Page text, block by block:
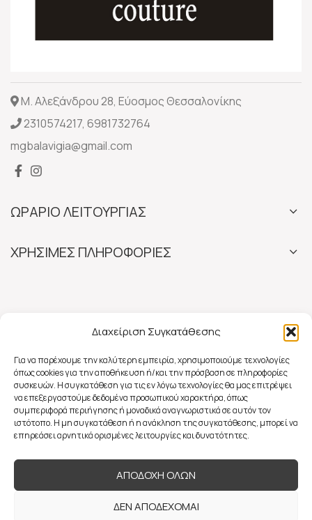
Διαχείριση Συγκατάθεσης
Για να παρέχουμε την καλύτερη εμπειρία, χρησιμοποιούμε τεχνολογίες
όπως cookies για την αποθήκευση ή/και την πρόσβαση σε πληροφορίες
συσκευών. Η συγκατάθεση για τις εν λόγω τεχνολογίες θα μας επιτρέψει
να επεξεργαστούμε δεδομένα προσωπικού χαρακτήρα, όπως
συμπεριφορά περιήγησης ή μοναδικά αναγνωριστικά σε αυτόν τον
ιστότοπο. Η μη συγκατάθεση ή η ανάκληση της συγκατάθεσης, μπορεί να
επηρεάσει αρνητικά ορισμένες λειτουργίες και δυνατότητες.
ΑΠΟΔΟΧΗ ΟΛΩΝ
ΔΕΝ ΑΠΟΔΕΧΟΜΑΙ
Μ. Αλεξάνδρου 28, Εύοσμος Θεσσαλονίκης
2310574217, 6981732764
mgbalavigia@gmail.com
ΩΡΑΡΙΟ ΛΕΙΤΟΥΡΓΙΑΣ
ΧΡΗΣΙΜΕΣ ΠΛΗΡΟΦΟΡΙΕΣ